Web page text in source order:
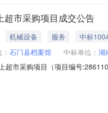
超市采购项目成交公告
机械设备 服务
中标
石门县档案馆 中标单位： 湖
超市采购项目（项目编号
息采购单位名称:石门县档案馆